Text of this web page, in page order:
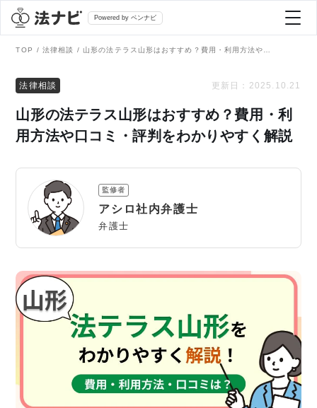
Powered by ベンナビ
全て
刑事事件
債務整理
離婚問題
交通事故
遺産相続
労働問題
弁護士を探す
AI Search Premium
掲載をご検討の弁護士の方へ
TOP 法律相談
法律相談 更新日： 2025.10.21
山形の法テラス山形はおすすめ？費用・利
用方法や口コミ・評判をわかりやすく解説
監修者
アシロ社内弁護士
弁護士